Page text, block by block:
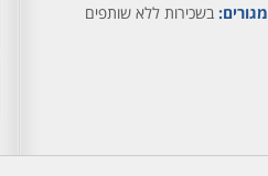
מגורים: בשכירות ללא שותפים